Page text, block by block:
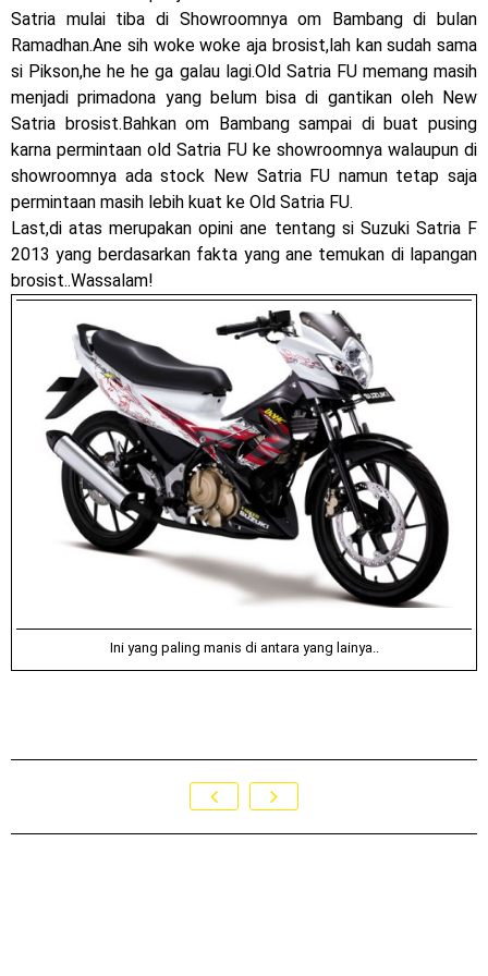
Satria mulai tiba di Showroomnya om Bambang di bulan
Ramadhan.Ane sih woke woke aja brosist,lah kan sudah sama
si Pikson,he he he ga galau lagi.Old Satria FU memang masih
menjadi primadona yang belum bisa di gantikan oleh New
Satria brosist.Bahkan om Bambang sampai di buat pusing
karna permintaan old Satria FU ke showroomnya walaupun di
showroomnya ada stock New Satria FU namun tetap saja
permintaan masih lebih kuat ke Old Satria FU.
Last,di atas merupakan opini ane tentang si Suzuki Satria F
2013 yang berdasarkan fakta yang ane temukan di lapangan
brosist..Wassalam!
Ini yang paling manis di antara yang lainya..